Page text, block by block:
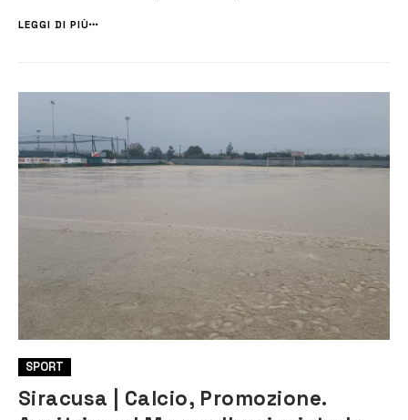
partite), accompagnato dalle aspre critiche dei tifosi alla società ...
LEGGI DI PIÙ
SPORT
Siracusa | Calcio, Promozione.